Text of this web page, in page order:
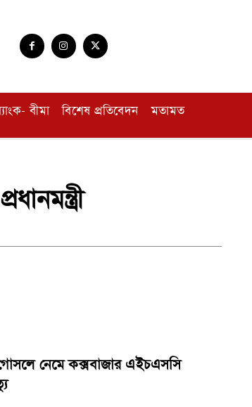
বীমা বিশেষ প্রতিবেদন মতামত
নেমে কক্সবাজার এইচএসসি